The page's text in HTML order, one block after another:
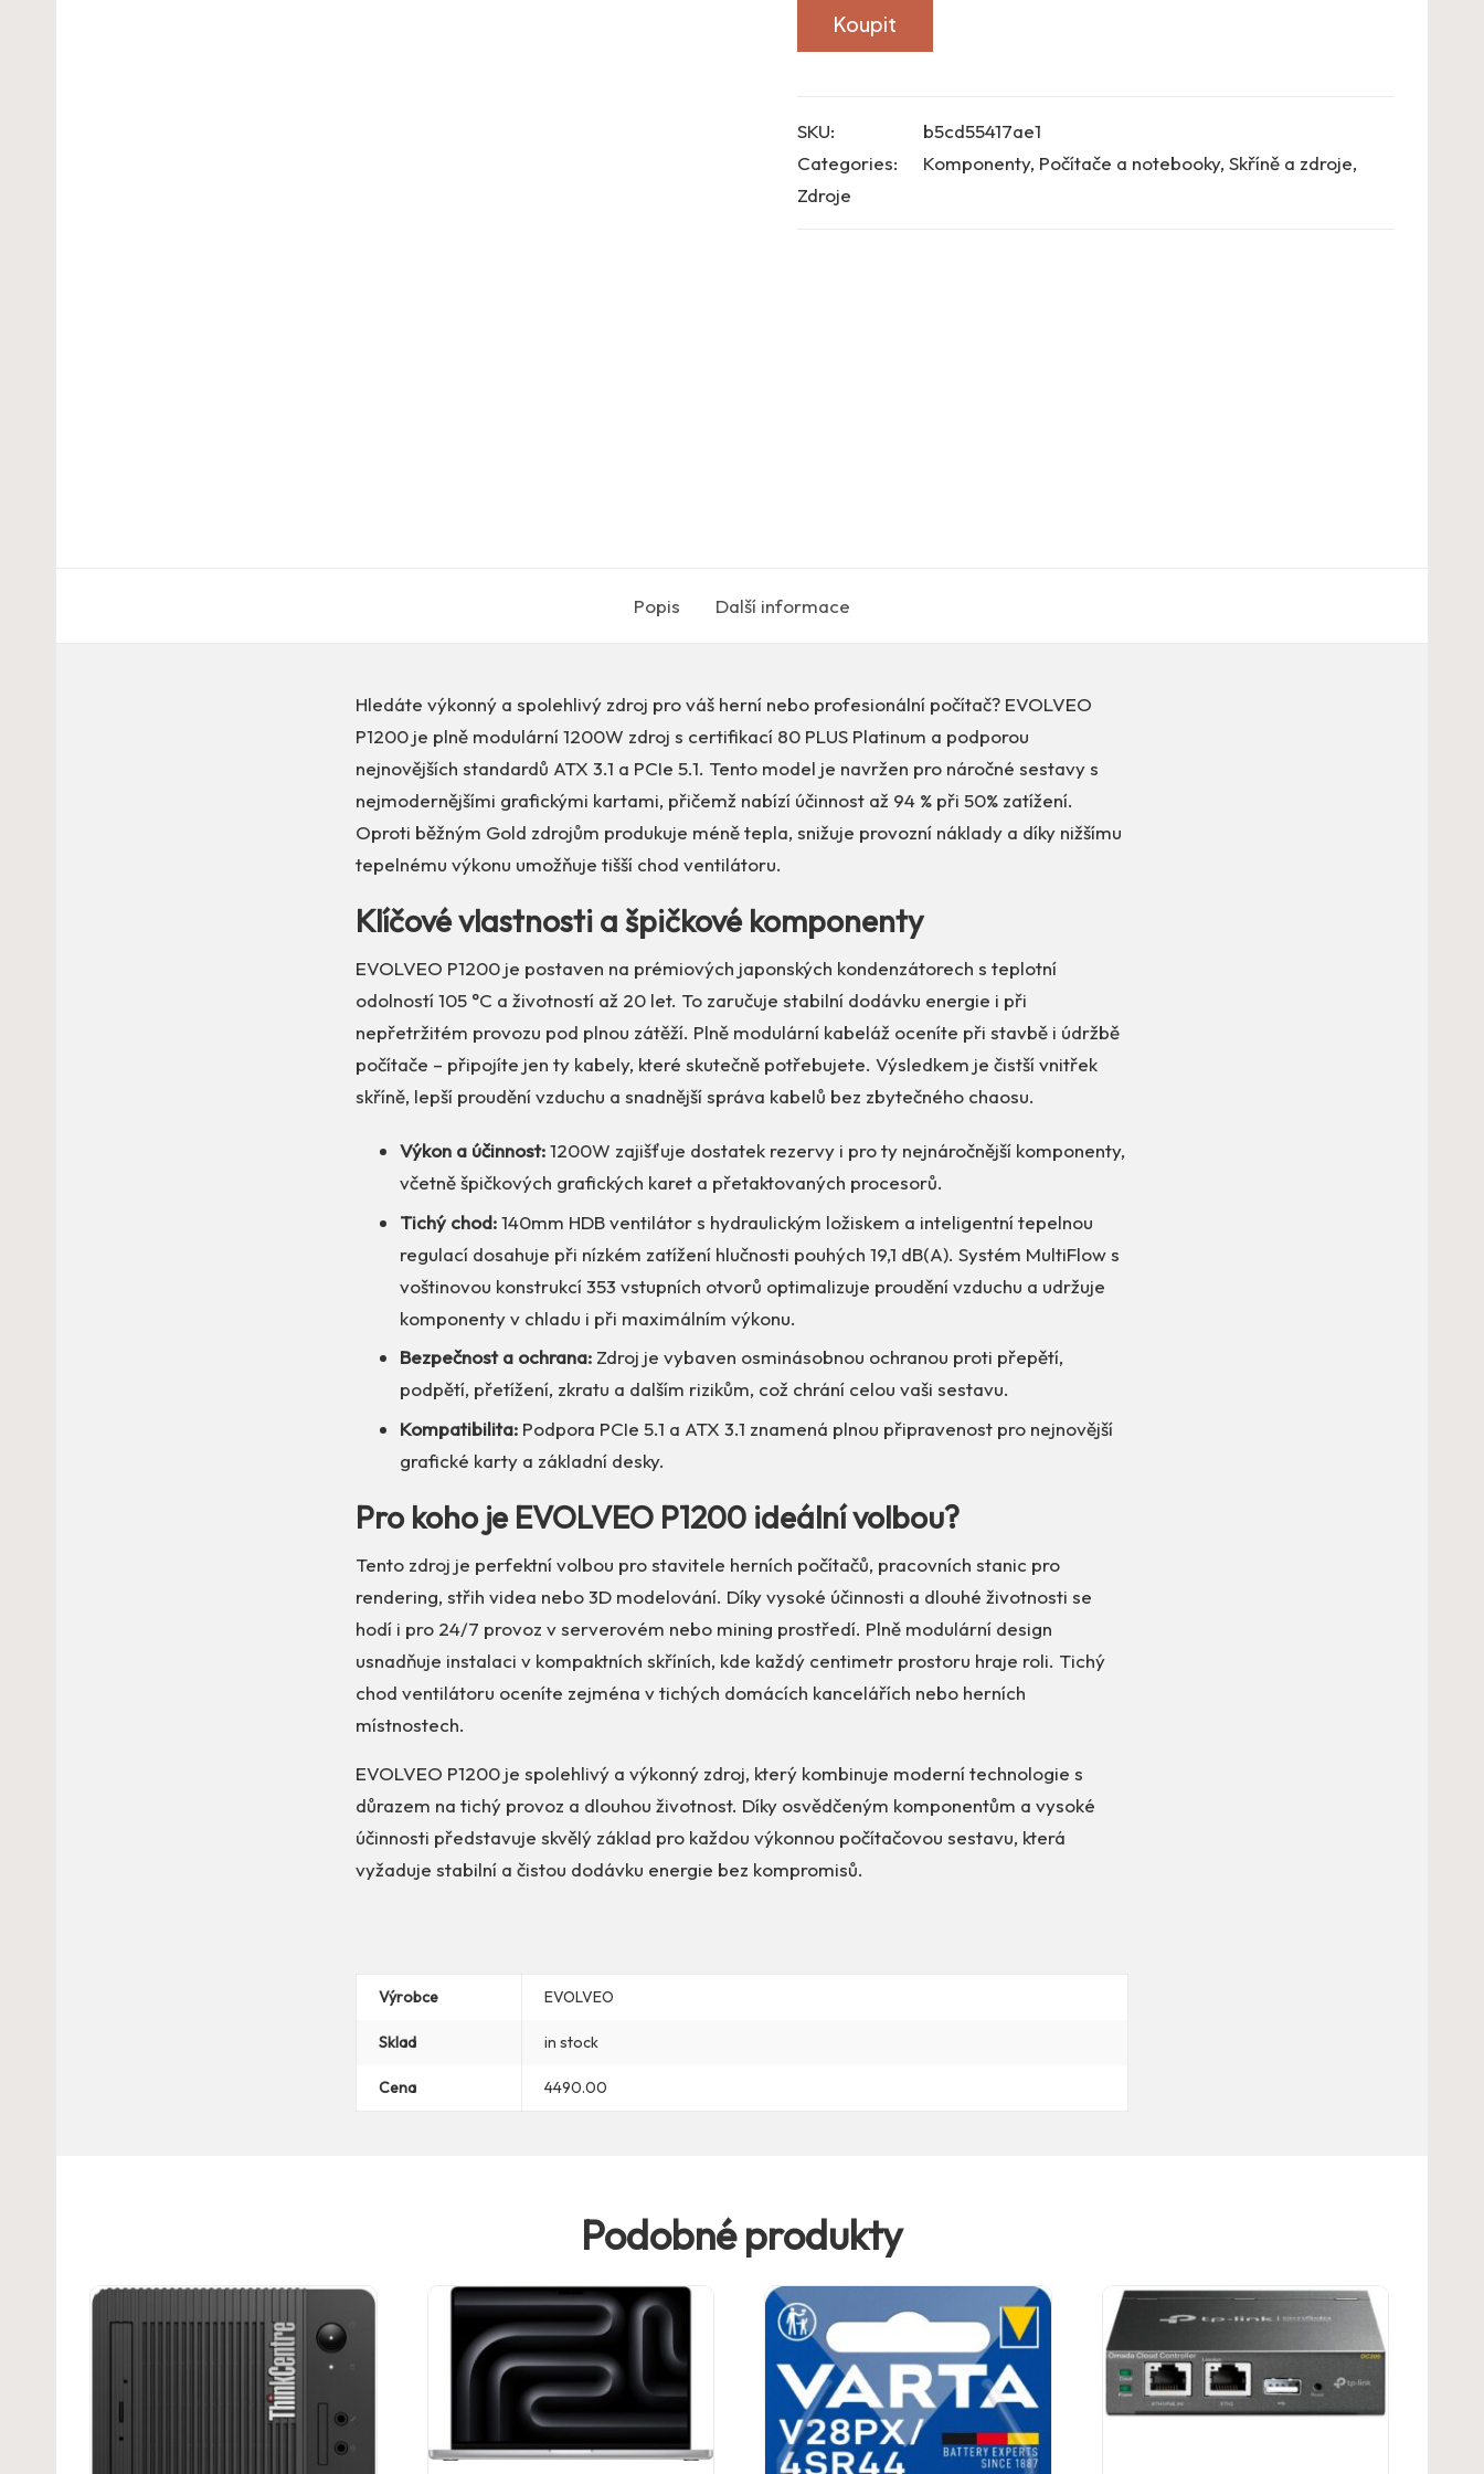
Koupit
SKU:
b5cd55417ae1
Categories:
Komponenty, Počítače a notebooky, Skříně a zdroje,
Zdroje
Popis Další informace
Hledáte výkonný a spolehlivý zdroj pro váš herní nebo profesionální počítač? EVOLVEO
P1200 je plně modulární 1200W zdroj s certifikací 80 PLUS Platinum a podporou
nejnovějších standardů ATX 3.1 a PCIe 5.1. Tento model je navržen pro náročné sestavy s
nejmodernějšími grafickými kartami, přičemž nabízí účinnost až 94 % při 50% zatížení.
Oproti běžným Gold zdrojům produkuje méně tepla, snižuje provozní náklady a díky nižšímu
tepelnému výkonu umožňuje tišší chod ventilátoru.
Klíčové vlastnosti a špičkové komponenty
EVOLVEO P1200 je postaven na prémiových japonských kondenzátorech s teplotní
odolností 105 °C a životností až 20 let. To zaručuje stabilní dodávku energie i při
nepřetržitém provozu pod plnou zátěží. Plně modulární kabeláž oceníte při stavbě i údržbě
počítače – připojíte jen ty kabely, které skutečně potřebujete. Výsledkem je čistší vnitřek
skříně, lepší proudění vzduchu a snadnější správa kabelů bez zbytečného chaosu.
Výkon a účinnost:1200W zajišťuje dostatek rezervy i pro ty nejnáročnější komponenty,
včetně špičkových grafických karet a přetaktovaných procesorů.
Tichý chod:140mm HDB ventilátor s hydraulickým ložiskem a inteligentní tepelnou
regulací dosahuje při nízkém zatížení hlučnosti pouhých 19,1 dB(A). Systém MultiFlow s
voštinovou konstrukcí 353 vstupních otvorů optimalizuje proudění vzduchu a udržuje
komponenty v chladu i při maximálním výkonu.
Bezpečnost a ochrana: Zdroj je vybaven osminásobnou ochranou proti přepětí,
podpětí, přetížení, zkratu a dalším rizikům, což chrání celou vaši sestavu.
Kompatibilita: Podpora PCIe 5.1 a ATX 3.1 znamená plnou připravenost pro nejnovější
grafické karty a základní desky.
Pro koho je EVOLVEO P1200 ideální volbou?
Tento zdroj je perfektní volbou pro stavitele herních počítačů, pracovních stanic pro
rendering, střih videa nebo 3D modelování. Díky vysoké účinnosti a dlouhé životnosti se
hodí i pro 24/7 provoz v serverovém nebo mining prostředí. Plně modulární design
usnadňuje instalaci v kompaktních skříních, kde každý centimetr prostoru hraje roli. Tichý
chod ventilátoru oceníte zejména v tichých domácích kancelářích nebo herních
místnostech.
EVOLVEO P1200 je spolehlivý a výkonný zdroj, který kombinuje moderní technologie s
důrazem na tichý provoz a dlouhou životnost. Díky osvědčeným komponentům a vysoké
účinnosti představuje skvělý základ pro každou výkonnou počítačovou sestavu, která
vyžaduje stabilní a čistou dodávku energie bez kompromisů.
Výrobce EVOLVEO
Sklad in stock
Cena 4490.00
Podobné produkty